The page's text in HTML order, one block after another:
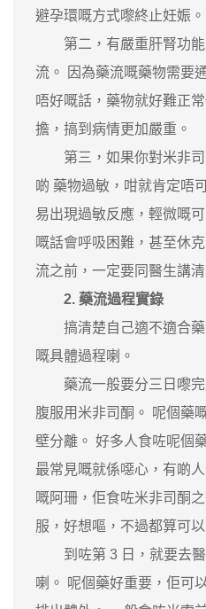
避孕環嘅方式嚟終止妊娠。
第二，有嚴重肝腎功能
流。 因為藥流嘅藥物需要
唔好嘅話，藥物就好難正
擔，搞到病情更加嚴重。
第三，如果你對米非司
啲 藥物過敏，咁就肯定唔
易出現過敏反應，輕微嘅
嘅話會呼吸困難，甚至休
流之前，一定要同醫生講
2. 藥流過程實錄
搞清楚自己適不適合藥
嘅具體過程喇。
藥流一般要分三日嚟完
腹服用米非司酮。 呢個藥
壁分離。 好多人食咗呢個
最常見嘅就係噁心，有啲
嘅阿珊，佢食咗米非司酮
服，好想嘔，不過都算可以
到咗第 3 日，就要去醫
喇。 呢個藥好重要，佢可